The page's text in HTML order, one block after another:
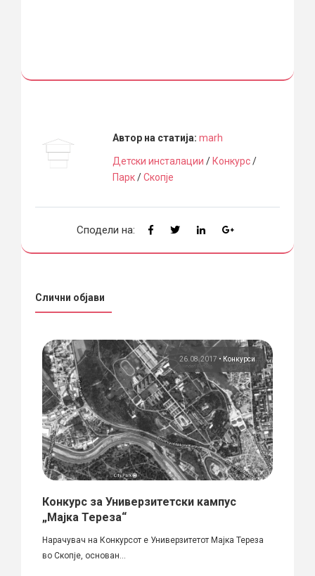
Автор на статија: marh
Детски инсталации / Конкурс/
Парк/Скопје
Сподели на:
Слични објави
26.08.2017 • Конкурси
Конкурс за Универзитетски кампус
„Мајка Тереза“
Нарачувач на Конкурсот е Универзитетот Мајка Тереза
во Скопје, основан...